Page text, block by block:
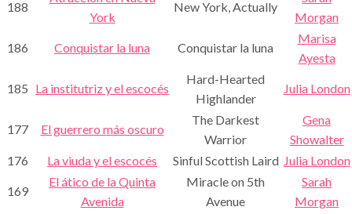
188
York
New York, Actually
Morgan
186 Conquistar la luna Conquistar la luna
Marisa
Ayesta
185 La institutriz y el escocés
Hard-Hearted
Highlander
Julia London
177 El guerrero más oscuro
The Darkest
Warrior
Gena
Showalter
176
La viuda y el escocés Sinful Scottish Laird Julia London
169
El ático de la Quinta
Avenida
Miracle on 5th
Avenue
Sarah
Morgan